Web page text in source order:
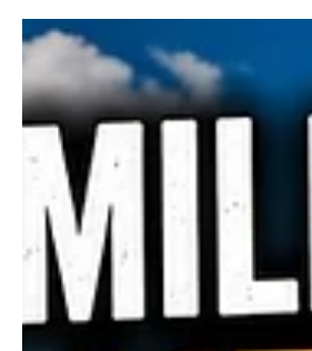
Bien choisir son
camping selon son
Choisir le bon emplacement de
taille et du type de votre VR peut
agréable en véritable cauchemar.
motorisé Classe A se débattre
chemin trop étroit, ou un Classe B
vaste parcelle sans branchements
article, inspiré du modèle